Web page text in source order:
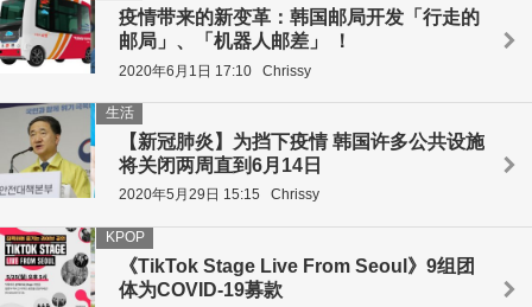
疫情带来的新变革：韩国邮局开发「行走的
邮局」、「机器人邮差」 ！
2020年6月1日 17:10 Chrissy
【新冠肺炎】为挡下疫情 韩国许多公共设施
将关闭两周直到6月14日
生活
2020年5月29日 15:15 Chrissy
《TikTok Stage Live From Seoul》9组团
体为COVID-19募款
KPOP